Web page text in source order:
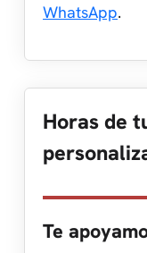
WhatsApp.
Horas de
Te